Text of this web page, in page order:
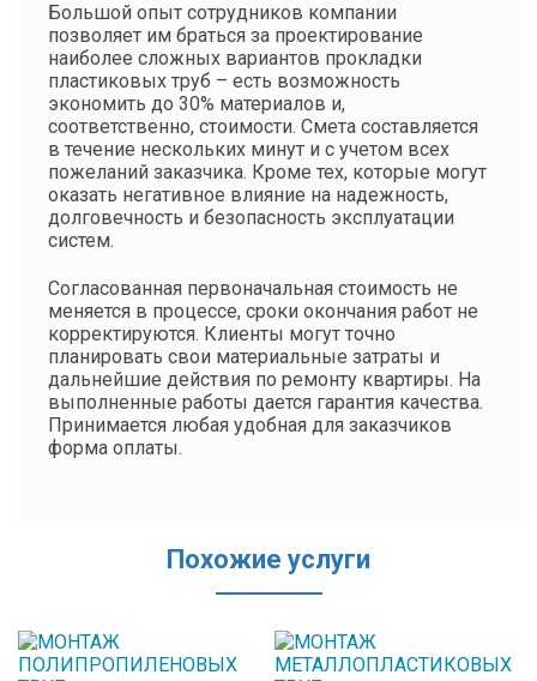
Большой опыт сотрудников компании
позволяет им браться за проектирование
наиболее сложных вариантов прокладки
пластиковых труб – есть возможность
экономить до 30% материалов и,
соответственно, стоимости. Смета составляется
в течение нескольких минут и с учетом всех
пожеланий заказчика. Кроме тех, которые могут
оказать негативное влияние на надежность,
долговечность и безопасность эксплуатации
систем.
Согласованная первоначальная стоимость не
меняется в процессе, сроки окончания работ не
корректируются. Клиенты могут точно
планировать свои материальные затраты и
дальнейшие действия по ремонту квартиры. На
выполненные работы дается гарантия качества.
Принимается любая удобная для заказчиков
форма оплаты.
Похожие услуги